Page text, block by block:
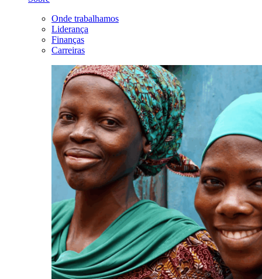
Onde trabalhamos
Liderança
Finanças
Carreiras